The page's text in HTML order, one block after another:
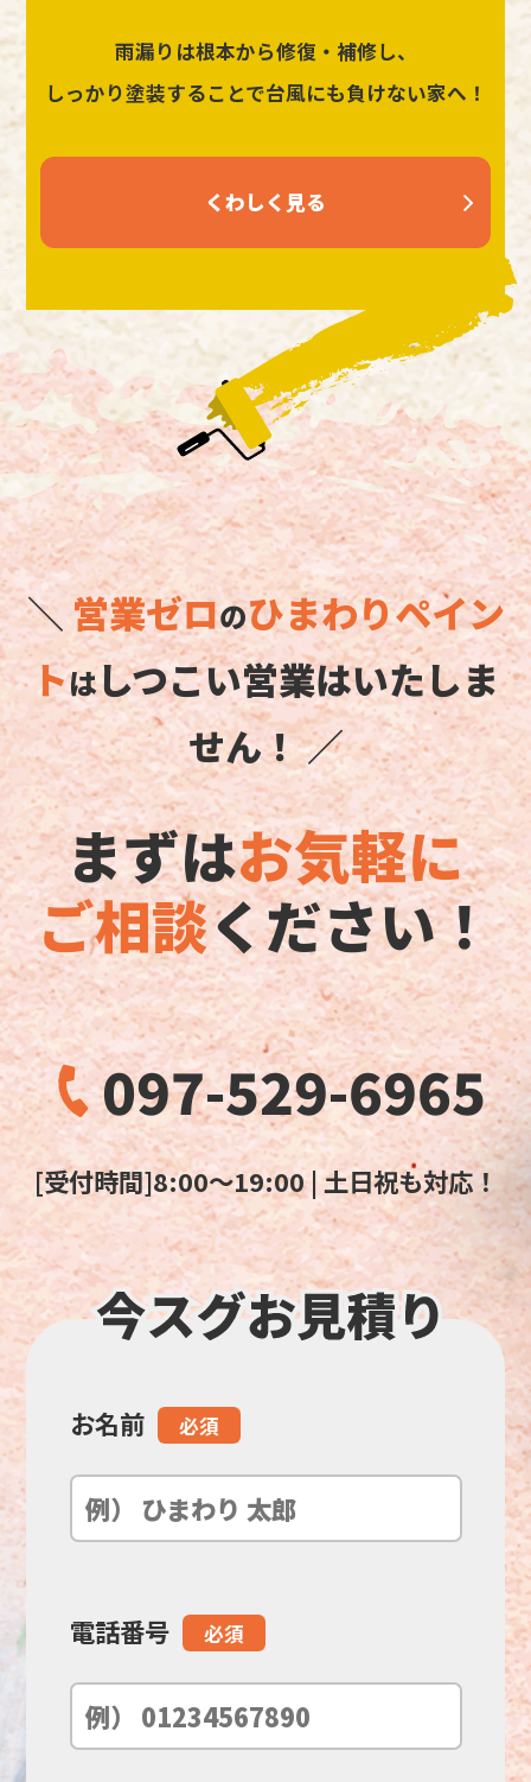
雨漏りは根本から修復・補修し、
しっかり塗装することで台風にも負けない家へ！
くわしく見る
＼営業ゼロのひまわりペイン
トはしつこい営業はいたしま
せん！ ／
まずはお気軽に
ご相談ください！
097-529-6965
[受付時間]8:00～19:00 | 土日祝も対応！
こ
の
フ
ル
お名前 必須
電話番号 必須